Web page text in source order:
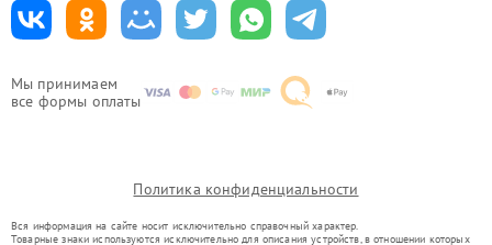
Мы принимаем
все формы оплаты
Политика конфиденциальности
Вся информация на сайте носит исключительно справочный характер.
Товарные знаки используются исключительно для описания устройств, в отношении которых